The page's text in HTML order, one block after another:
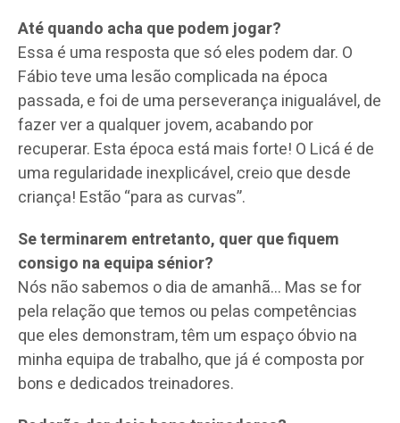
Até quando acha que podem jogar?
Essa é uma resposta que só eles podem dar. O
Fábio teve uma lesão complicada na época
passada, e foi de uma perseverança inigualável, de
fazer ver a qualquer jovem, acabando por
recuperar. Esta época está mais forte! O Licá é de
uma regularidade inexplicável, creio que desde
criança! Estão “para as curvas”.
Se terminarem entretanto, quer que fiquem
consigo na equipa sénior?
Nós não sabemos o dia de amanhã… Mas se for
pela relação que temos ou pelas competências
que eles demonstram, têm um espaço óbvio na
minha equipa de trabalho, que já é composta por
bons e dedicados treinadores.